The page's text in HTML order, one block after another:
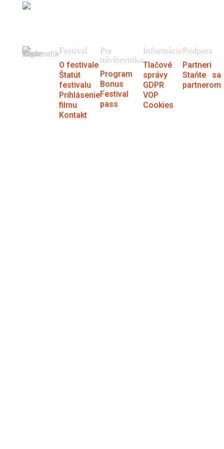
Festival
O festivale
Štatút
festivalu
Prihlásenie
filmu
Kontakt
Pre
návštevníka
Program
Bonus
Festival
pass
Informácie
Tlačové
správy
GDPR
VOP
Cookies
Podpora
Partneri
Staňte sa
partnerom